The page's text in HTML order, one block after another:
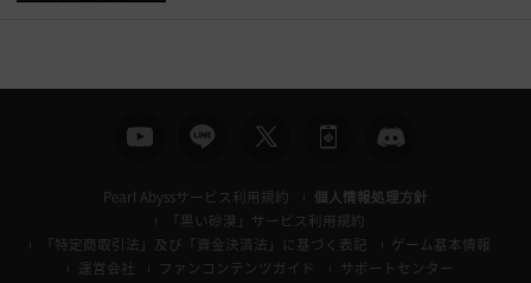
Pearl Abyssサービス利用規約
個人情報処理方針
「黒い砂漠」サービス利用規約
「特定商取引法」及び「資金決済法」に基づく表記
ゲーム基本情報
運営会社
ファンコンテンツガイド
サポートセンター